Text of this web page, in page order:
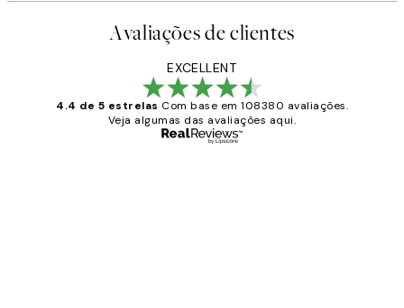
Avaliações de clientes
EXCELLENT
4.4 de 5 estrelas Com base em 108380 avaliações.
Veja algumas das avaliações aqui.